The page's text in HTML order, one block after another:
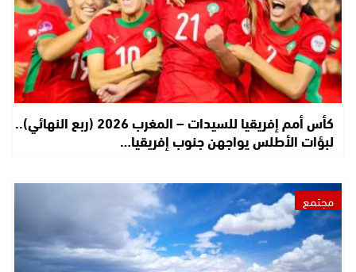
كأس أمم إفريقيا للسيدات – المغرب 2026 (ربع النهائي)..
لبؤات الأطلس يواجهن جنوب إفريقيا…
مجتمع